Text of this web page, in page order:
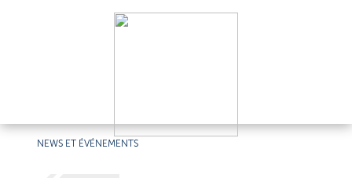
NEWS ET ÉVÉNEMENTS